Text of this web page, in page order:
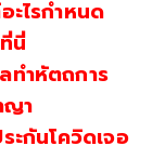
ะไรกำหนด
นี่
ทำหัตถการ
ญา
กันโควิดเจอ